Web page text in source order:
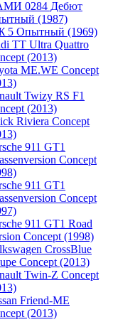
0284 Дебют
(1987)
5 Опытный (1969)
TT Ultra Quattro
(2013)
ME.WE Concept
Twizy RS F1
(2013)
Riviera Concept
911 GT1
Concept
911 GT1
Concept
911 GT1 Road
Concept (1998)
CrossBlue
Concept (2013)
Twin-Z Concept
Friend-ME
(2013)